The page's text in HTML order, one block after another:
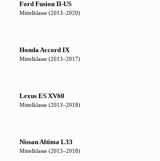
Ford Fusion II-US
Mittelklasse (2013–2020)
Honda Accord IX
Mittelklasse (2013–2017)
Lexus ES XV60
Mittelklasse (2013–2018)
Nissan Altima L33
Mittelklasse (2013–2018)